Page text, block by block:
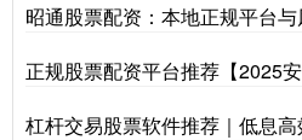
昭通股票配资：本地正规平台
正规股票配资平台推荐【2025安
杠杆交易股票软件推荐｜低息高